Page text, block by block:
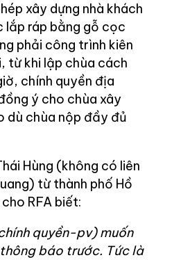
xây dựng nhà khách
lắp ráp bằng gỗ cọc
phải công trình kiên
từ khi lập chùa cách
chính quyền địa
ý cho chùa xây
dù chùa nộp đầy đủ
Hùng (không có liên
từ thành phố Hồ
RFA biết:
quyền-pv) muốn
báo trước. Tức là